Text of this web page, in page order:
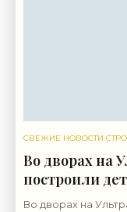
СВЕЖИЕ НОВОСТИ
Во дворах на
построили
Во дворах на